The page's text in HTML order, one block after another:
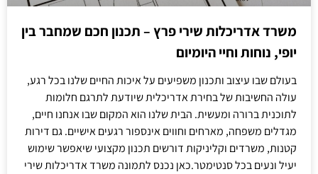
משרד אדריכלות שירי פרץ – תכנון חכם שמחבר בין
יופי, נוחות וחיי היומיום
בעולם שבו עיצוב ותכנון משפיעים על איכות החיים שלנו בכל רגע,
עולה החשיבות של בחירת אדריכלית שיודעת לתרגם חלומות
לתוכנית ברורה ומעשית. הבית שלנו הוא המקום שבו אנחנו חיים,
מגדלים משפחה, מארחים וחווים אינספור רגעים אישיים. גם דירות
קטנות, משרדים וקליניקות דורשים תכנון מקצועי שיאפשר שימוש
יעיל ונעים בכל סנטימטר.כאן נכנס לתמונה משרד אדריכלות שירי